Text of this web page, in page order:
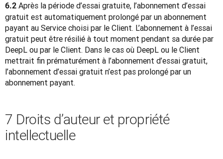
6.2 Après la période d’essai gratuite, l’abonnement d’essai
gratuit est automatiquement prolongé par un abonnement
payant au Service choisi par le Client. L’abonnement à l’essai
gratuit peut être résilié à tout moment pendant sa durée par
DeepL ou par le Client. Dans le cas où DeepL ou le Client
mettrait fin prématurément à l’abonnement d’essai gratuit,
l’abonnement d’essai gratuit n’est pas prolongé par un
abonnement payant.
7 Droits d’auteur et propriété
intellectuelle